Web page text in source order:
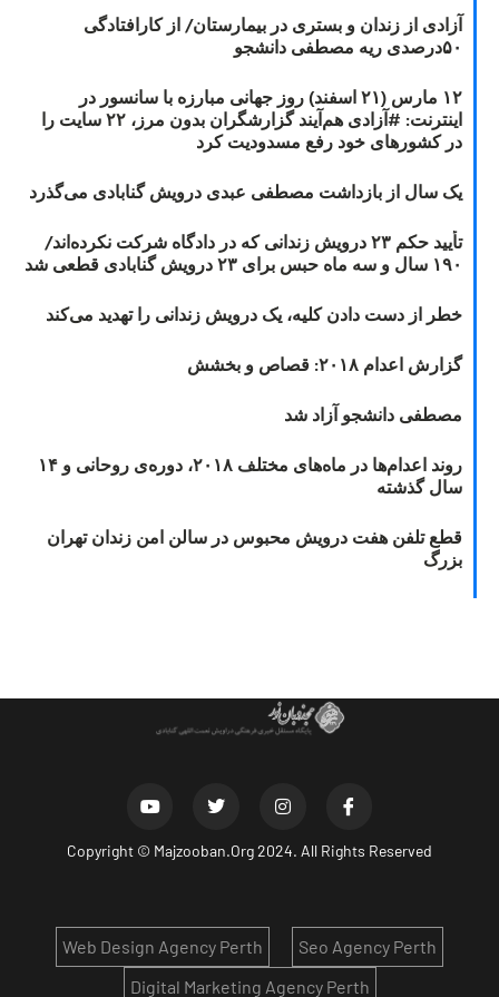
آزادی از زندان و بستری در بیمارستان/ از کارافتادگی
۵۰درصدی ریه مصطفی دانشجو
۱۲ مارس (۲۱ اسفند) روز جهانی مبارزه با سانسور در
اینترنت: #آزادی هم‌آیند گزارشگران‌ بدون مرز، ۲۲ سایت را
در کشورهای خود رفع مسدودیت کرد
یک سال از بازداشت مصطفی عبدی درویش گنابادی می‌گذرد
تأیید حکم ۲۳ درویش زندانی که در دادگاه شرکت نکرده‌اند/
۱۹۰ سال و سه ماه حبس برای ۲۳ درویش گنابادی قطعی شد
خطر از دست دادن کلیه، یک درویش زندانی را تهدید می‌کند
گزارش اعدام ۲۰۱۸: قصاص و بخشش
مصطفی دانشجو آزاد شد
روند اعدام‌ها در ماه‌های مختلف ۲۰۱۸، دوره‌ی روحانی و ۱۴
سال گذشته
قطع تلفن هفت درویش محبوس در سالن امن زندان تهران
بزرگ
Copyright © Majzooban.Org2024. All Rights Reserved
Seo Agency Perth
Web Design Agency Perth
Digital Marketing Agency Perth